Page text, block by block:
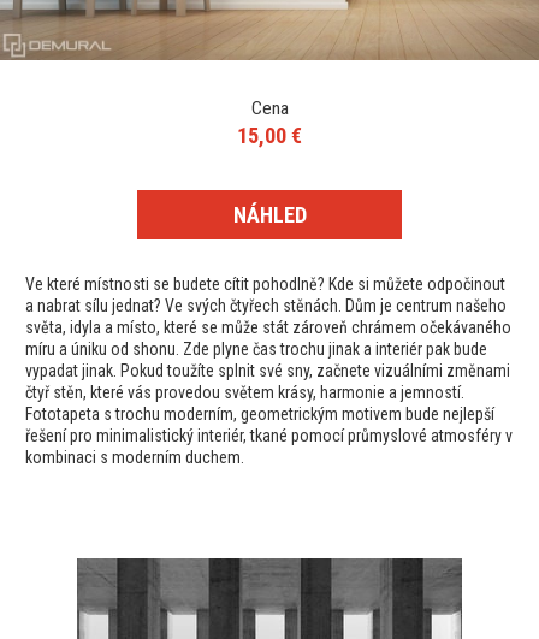
Cena
15,00 €
NÁHLED
Ve které místnosti se budete cítit pohodlně? Kde si můžete odpočinout
a nabrat sílu jednat? Ve svých čtyřech stěnách. Dům je centrum našeho
světa, idyla a místo, které se může stát zároveň chrámem očekávaného
míru a úniku od shonu. Zde plyne čas trochu jinak a interiér pak bude
vypadat jinak. Pokud toužíte splnit své sny, začnete vizuálními změnami
čtyř stěn, které vás provedou světem krásy, harmonie a jemností.
Fototapeta s trochu moderním, geometrickým motivem bude nejlepší
řešení pro minimalistický interiér, tkané pomocí průmyslové atmosféry v
kombinaci s moderním duchem.